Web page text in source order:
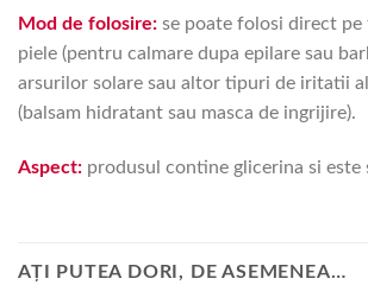
Mod de folosire: se poate folosi direct pe
piele (pentru calmare dupa epilare sau
arsurilor solare sau altor tipuri de iritatii
(balsam hidratant sau masca de ingrijire).
Aspect: produsul contine glicerina si este
AȚI PUTEA DORI, DE ASEMENEA…